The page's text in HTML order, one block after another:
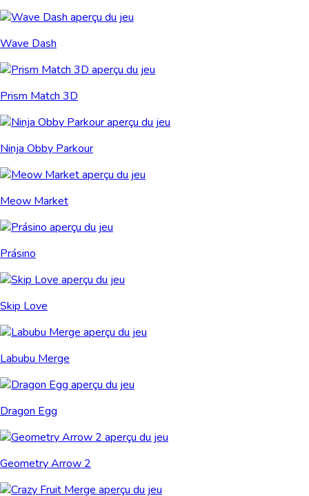
Wave Dash
Prism Match 3D
Ninja Obby Parkour
Meow Market
Prásino
Skip Love
Labubu Merge
Dragon Egg
Geometry Arrow 2